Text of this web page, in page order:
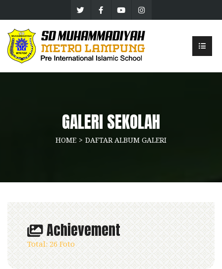
GALERI SEKOLAH
HOME DAFTAR ALBUM GALERI
Achievement
Total: 26 Foto